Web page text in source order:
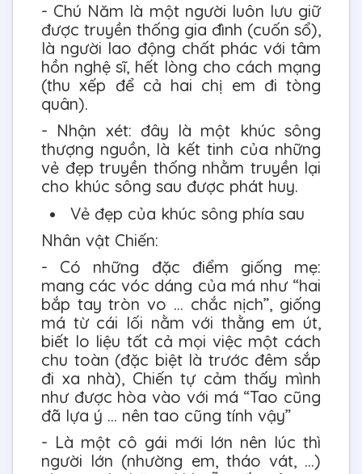
- Chú Năm là một người luôn lưu giữ
được truyền thống gia đình (cuốn sổ),
là người lao động chất phác với tâm
hồn nghệ sĩ, hết lòng cho cách mạng
(thu xếp để cả hai chị em đi tòng
quân).
- Nhận xét: đây là một khúc sông
thượng nguồn, là kết tinh của những
vẻ đẹp truyền thống nhằm truyền lại
cho khúc sông sau được phát huy.
Vẻ đẹp của khúc sông phía sau
Nhân vật Chiến:
- Có những đặc điểm giống mẹ:
mang các vóc dáng của má như “hai
bắp tay tròn vo ... chắc nịch”, giống
má từ cái lối nằm với thằng em út,
biết lo liệu tất cả mọi việc một cách
chu toàn (đặc biệt là trước đêm sắp
đi xa nhà), Chiến tự cảm thấy mình
như được hòa vào với má “Tao cũng
đã lựa ý ... nên tao cũng tính vậy”
- Là một cô gái mới lớn nên lúc thì
người lớn (nhường em, tháo vát, ...)